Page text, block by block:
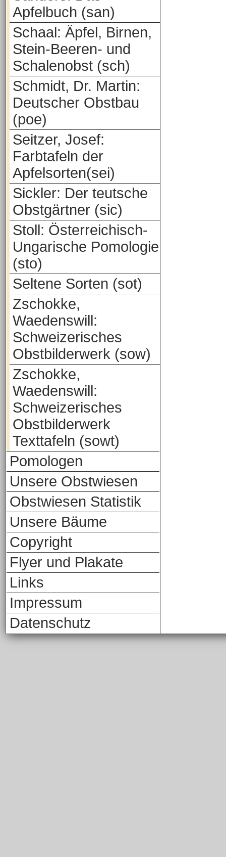
Apfelbuch (san)
Schaal: Äpfel, Birnen,
Stein-Beeren- und
Schalenobst (sch)
Schmidt, Dr. Martin:
Deutscher Obstbau
(poe)
Seitzer, Josef:
Farbtafeln der
Apfelsorten(sei)
Sickler: Der teutsche
Obstgärtner (sic)
Stoll: Österreichisch-
Ungarische Pomologie
(sto)
Seltene Sorten (sot)
Zschokke,
Waedenswill:
Schweizerisches
Obstbilderwerk (sow)
Zschokke,
Waedenswill:
Schweizerisches
Obstbilderwerk
Texttafeln (sowt)
Pomologen
Unsere Obstwiesen
Obstwiesen Statistik
Unsere Bäume
Copyright
Flyer und Plakate
Links
Impressum
Datenschutz